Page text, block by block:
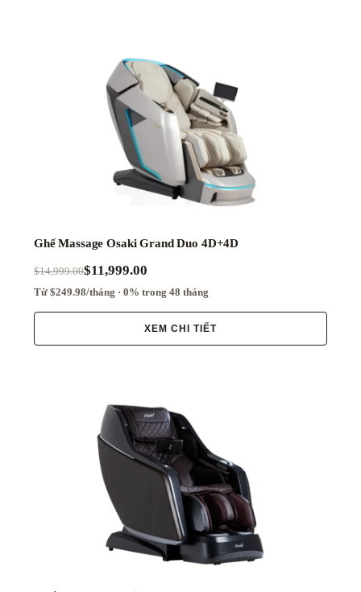
Ghế Massage Osaki Grand Duo 4D+4D
$14,999.00$11,999.00
Từ $249.98/tháng · 0% trong 48 tháng
XEM CHI TIẾT